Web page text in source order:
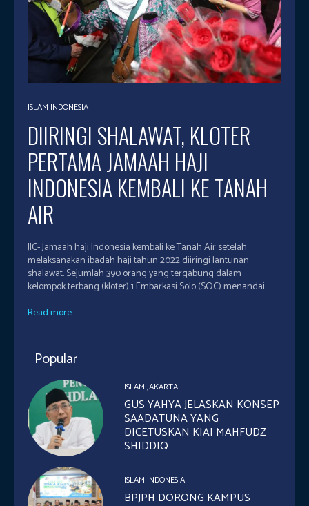
ISLAM INDONESIA
DIIRINGI SHALAWAT, KLOTER
PERTAMA JAMAAH HAJI
INDONESIA KEMBALI KE TANAH
AIR
JIC- Jamaah haji Indonesia kembali ke Tanah Air setelah
melaksanakan ibadah haji tahun 2022 diiringi lantunan
shalawat. Sejumlah 390 orang yang tergabung dalam
kelompok terbang (kloter) 1 Embarkasi Solo (SOC) menandai...
Read more...
Popular
ISLAM JAKARTA
GUS YAHYA JELASKAN KONSEP
SAADATUNA YANG
DICETUSKAN KIAI MAHFUDZ
SHIDDIQ
ISLAM INDONESIA
BPJPH DORONG KAMPUS